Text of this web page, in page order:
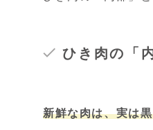
ひき肉の「
新鮮な肉は、実は